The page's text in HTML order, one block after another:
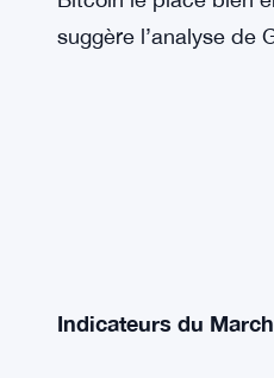
suggère l’analyse de